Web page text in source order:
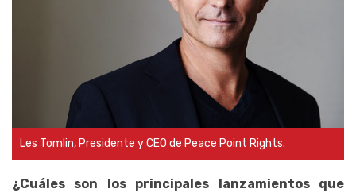
Les Tomlin, Presidente y CEO de Peace Point Rights.
¿Cuáles son los principales lanzamientos que